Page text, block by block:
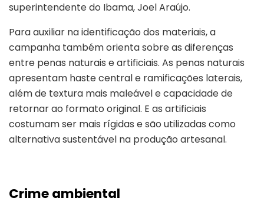
superintendente do Ibama, Joel Araújo.
Para auxiliar na identificação dos materiais, a
campanha também orienta sobre as diferenças
entre penas naturais e artificiais. As penas naturais
apresentam haste central e ramificações laterais,
além de textura mais maleável e capacidade de
retornar ao formato original. E as artificiais
costumam ser mais rígidas e são utilizadas como
alternativa sustentável na produção artesanal.
Crime ambiental